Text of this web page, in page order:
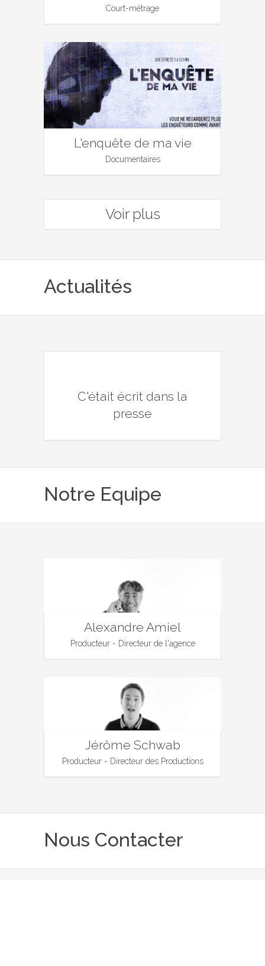
Court-métrage
L'enquête de ma vie
Documentaires
Voir plus
Actualités
C'était écrit dans la
presse
Notre Equipe
Alexandre Amiel
Producteur - Directeur de l'agence
Jérôme Schwab
Producteur - Directeur des Productions
Nous Contacter